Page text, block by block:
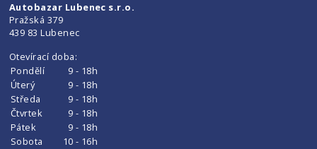
Autobazar Lubenec s.r.o.
Pražská 379
439 83 Lubenec
Otevírací doba:
Pondělí
9 - 18h
Úterý
9 - 18h
Středa
9 - 18h
Čtvrtek
9 - 18h
Pátek
9 - 18h
Sobota
10 - 16h